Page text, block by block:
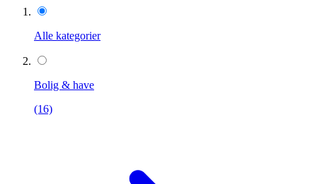
Alle kategorier
Bolig & have
(16)